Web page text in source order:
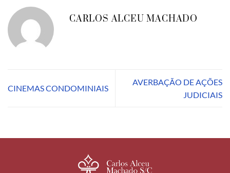
CARLOS ALCEU MACHADO
CINEMAS CONDOMINIAIS
AVERBAÇÃO DE AÇÕES
JUDICIAIS